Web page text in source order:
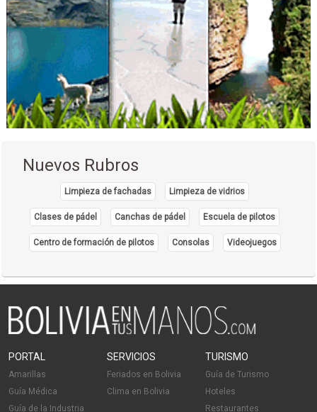
Wraps
Jugos, Zumos
Smoothies
Ensaladas
Sandwiches
Delivery
Nuevos Rubros
Limpieza de fachadas Limpieza de vidrios
Clases de pádel Canchas de pádel Escuela de pilotos
Centro de formación de pilotos Consolas Videojuegos
PORTAL
Amarillas
Guía Médica
Guía de la Industria
SERVICIOS
Feriados en Bolivia
Clima en Bolivia
TURISMO
Guía de Turismo
Hoteles
Restaurantes